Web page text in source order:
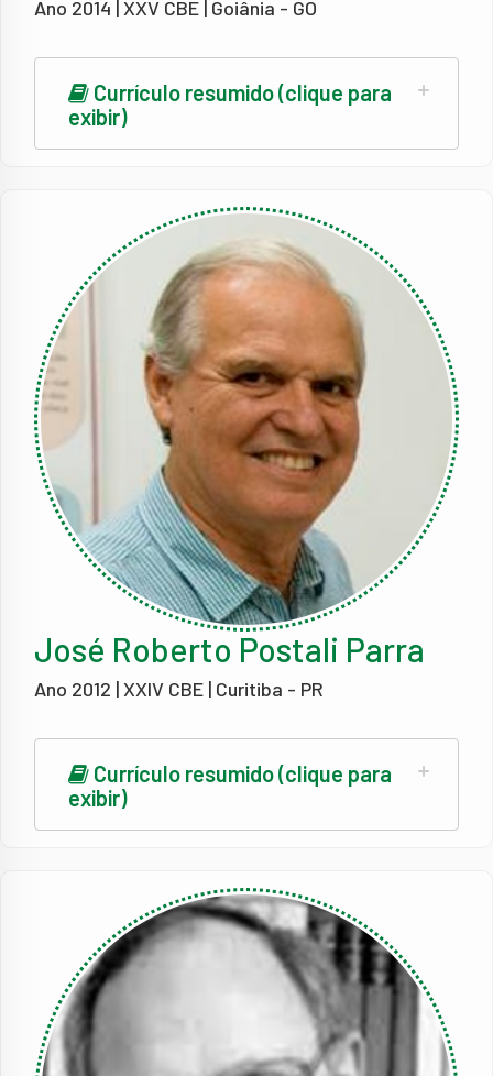
Ano 2014 | XXV CBE | Goiânia - GO
Currículo resumido (clique para
exibir)
José Roberto Postali Parra
Ano 2012 | XXIV CBE | Curitiba - PR
Currículo resumido (clique para
exibir)